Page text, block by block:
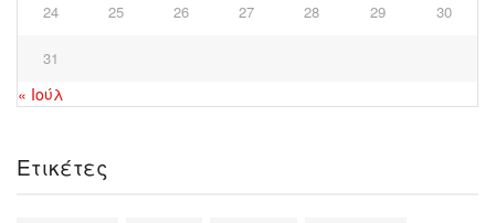
24 25 26 27 28 29 30
31
« Ιούλ
Ετικέτες